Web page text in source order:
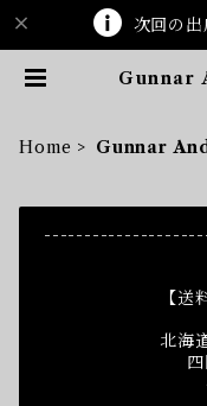
次回の
Gunnar
Home Gunnar
【送
北海